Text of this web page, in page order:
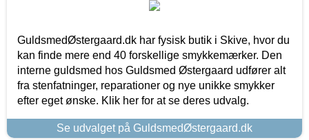
GuldsmedØstergaard.dk har fysisk butik i Skive, hvor du
kan finde mere end 40 forskellige smykkemærker. Den
interne guldsmed hos Guldsmed Østergaard udfører alt
fra stenfatninger, reparationer og nye unikke smykker
efter eget ønske. Klik her for at se deres udvalg.
Se udvalget på GuldsmedØstergaard.dk